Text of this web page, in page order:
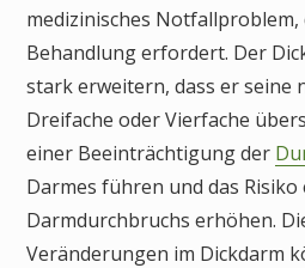
medizinisches Notfallproblem,
Behandlung erfordert. Der
stark erweitern, dass er seine
Dreifache oder Vierfache
einer Beeinträchtigung der
Darmes führen und das Risiko
Darmdurchbruchs erhöhen.
Veränderungen im Dickdarm